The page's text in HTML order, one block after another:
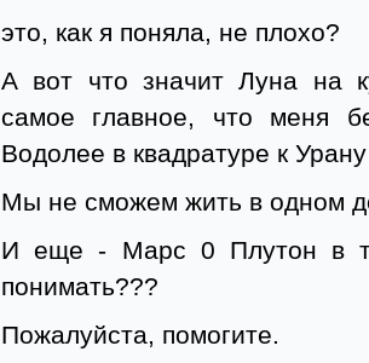
это, как я поняла, не плохо?
А вот что значит Луна на
самое главное, что меня
Водолее в квадратуре к
Мы не сможем жить в одном
И еще - Марс 0 Плутон в
понимать???
Пожалуйста, помогите.